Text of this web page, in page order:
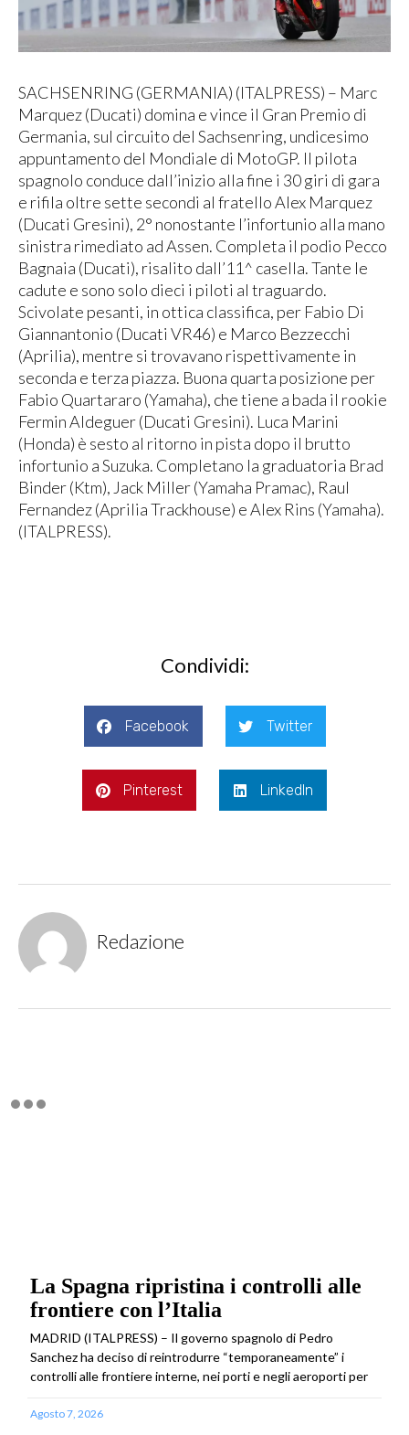
SACHSENRING (GERMANIA) (ITALPRESS) – Marc
Marquez (Ducati) domina e vince il Gran Premio di
Germania, sul circuito del Sachsenring, undicesimo
appuntamento del Mondiale di MotoGP. Il pilota
spagnolo conduce dall’inizio alla fine i 30 giri di gara
e rifila oltre sette secondi al fratello Alex Marquez
(Ducati Gresini), 2° nonostante l’infortunio alla mano
sinistra rimediato ad Assen. Completa il podio Pecco
Bagnaia (Ducati), risalito dall’11^ casella. Tante le
cadute e sono solo dieci i piloti al traguardo.
Scivolate pesanti, in ottica classifica, per Fabio Di
Giannantonio (Ducati VR46) e Marco Bezzecchi
(Aprilia), mentre si trovavano rispettivamente in
seconda e terza piazza. Buona quarta posizione per
Fabio Quartararo (Yamaha), che tiene a bada il rookie
Fermin Aldeguer (Ducati Gresini). Luca Marini
(Honda) è sesto al ritorno in pista dopo il brutto
infortunio a Suzuka. Completano la graduatoria Brad
Binder (Ktm), Jack Miller (Yamaha Pramac), Raul
Fernandez (Aprilia Trackhouse) e Alex Rins (Yamaha).
(ITALPRESS).
Condividi:
Facebook Twitter
Pinterest LinkedIn
Redazione
La Spagna ripristina i controlli alle
frontiere con l’Italia
MADRID (ITALPRESS) – Il governo spagnolo di Pedro
Sanchez ha deciso di reintrodurre “temporaneamente” i
controlli alle frontiere interne, nei porti e negli aeroporti per
Agosto 7, 2026